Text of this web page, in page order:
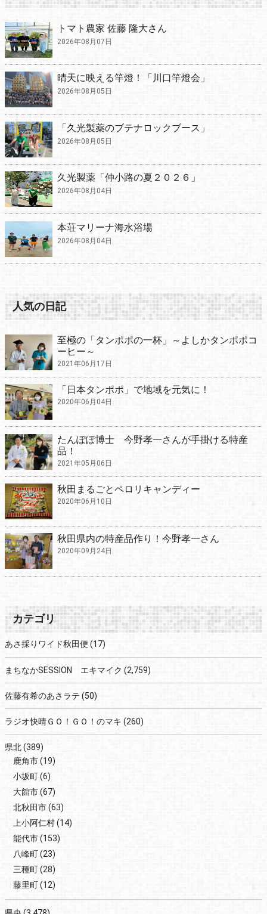
トマト農家 佐藤 隆大さん
2026年08月07日
晴天に映える竿燈！「川口竿燈会」
2026年08月05日
「久光製薬のブテナロックブース」
2026年08月05日
久光製薬「仲小路の夏２０２６」
2026年08月04日
本荘マリーナ海水浴場
2026年08月04日
人気の日記
至極の「タンポポの一杯」～よしかタンポポコ
ーヒー～
2021年06月17日
「日本タンポポ」で地域を元気に！
2020年06月04日
たんぽぽ博士 今野孝一さんが手掛ける特産
品！
2021年05月06日
秋田まるごとペロリキャンディー
2020年06月10日
秋田県内の特産品作り！今野孝一さん
2020年09月24日
カテゴリ
あさ採りワイド秋田便 (17)
まちなかSESSION エキマイク (2,759)
佐藤有希のあさラテ (50)
ラジオ快晴ＧＯ！ＧＯ！のマキ (260)
県北(389)
鹿角市(19)
小坂町(6)
大館市(67)
北秋田市(63)
上小阿仁村(14)
能代市(153)
八峰町(23)
三種町(28)
藤里町(12)